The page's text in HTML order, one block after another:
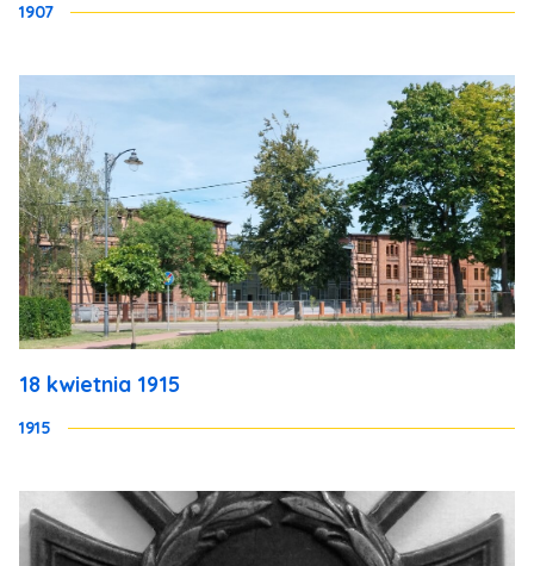
1907
18 kwietnia 1915
1915